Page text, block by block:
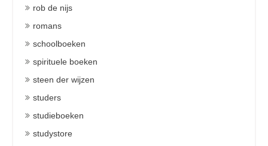
rob de nijs
romans
schoolboeken
spirituele boeken
steen der wijzen
studers
studieboeken
studystore